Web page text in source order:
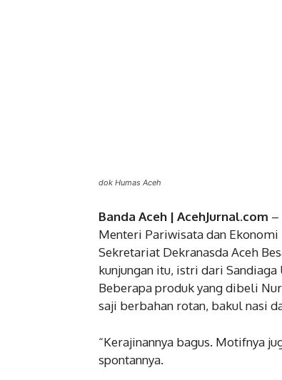
dok Humas Aceh
Banda Aceh | AcehJurnal.com –
Menteri Pariwisata dan
Sekretariat Dekranasda Aceh
kunjungan itu, istri dari
Beberapa produk yang dibeli
saji berbahan rotan, bakul nasi
“Kerajinannya bagus. Motifnya
spontannya.